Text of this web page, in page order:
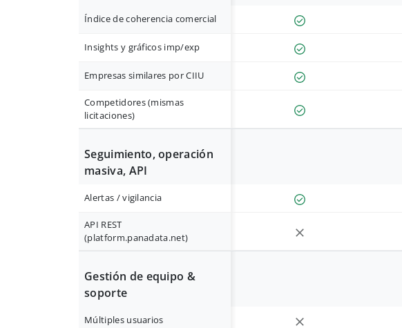
Índice de coherencia comercial
Insights y gráficos imp/exp
Empresas similares por CIIU
Competidores (mismas
licitaciones)
Seguimiento, operación
masiva, API
Alertas / vigilancia
API REST
(platform.panadata.net)
Gestión de equipo &
soporte
Múltiples usuarios